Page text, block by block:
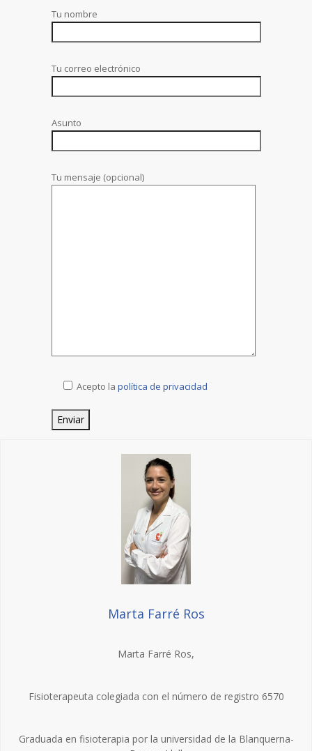
Tu nombre
Tu correo electrónico
Asunto
Tu mensaje (opcional)
Acepto la política de privacidad
Marta Farré Ros
Marta Farré Ros,
Fisioterapeuta colegiada con el número de registro 6570
Graduada en fisioterapia por la universidad de la Blanquerna-